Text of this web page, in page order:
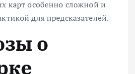
карт особенно сложной и
для предсказателей.
о